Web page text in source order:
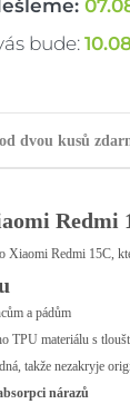
bude:
dvou kusů
Redmi
Xiaomi Redmi 15C,
a pádům
TPU materiálu s
takže nezakryje
nárazů